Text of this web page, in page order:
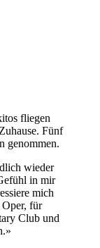
fliegen
Fünf
genommen.
wieder
in mir
mich
für
Club und